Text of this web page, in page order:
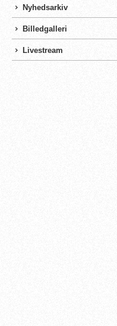
Nyhedsarkiv
Billedgalleri
Livestream